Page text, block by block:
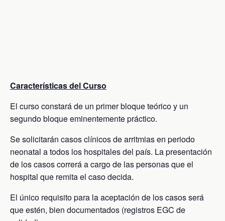
Características del Curso
El curso constará de un primer bloque teórico y un
segundo bloque eminentemente práctico.
Se solicitarán casos clínicos de arritmias en periodo
neonatal a todos los hospitales del país. La presentación
de los casos correrá a cargo de las personas que el
hospital que remita el caso decida.
El único requisito para la aceptación de los casos será
que estén, bien documentados (registros EGC de